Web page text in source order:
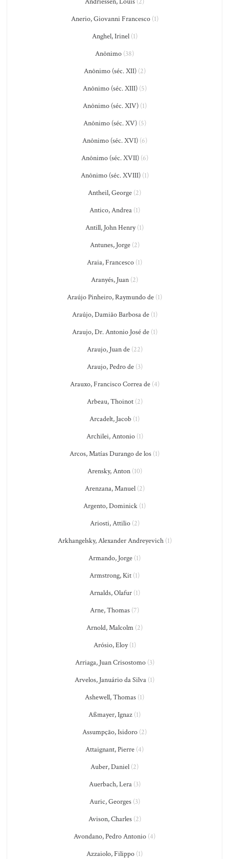
Anerio, Giovanni Francesco(1)
Anghel, Irinel(1)
Anônimo (38)
Anônimo (séc. XII)(2)
Anônimo (séc. XIII)(5)
Anônimo (séc. XIV)(1)
Anônimo (séc. XV)(5)
Anônimo (séc. XVI)(6)
Anônimo (séc. XVII)(6)
Anônimo (séc. XVIII)(1)
Antheil, George (2)
Antico, Andrea(1)
Antill, John Henry(1)
Antunes, Jorge(2)
Araia, Francesco (1)
Aranyés, Juan (2)
Araújo Pinheiro, Raymundo de (1)
Araújo, Damião Barbosa de(1)
Araujo, Dr. Antonio José de(1)
Araujo, Juan de(22)
Araujo, Pedro de(3)
Arauxo, Francisco Correa de(4)
Arbeau, Thoinot(2)
Arcadelt, Jacob (1)
Archilei, Antonio(1)
Arcos, Matías Durango de los (1)
Arensky, Anton(10)
Arenzana, Manuel(2)
Argento, Dominick (1)
Ariosti, Attilio(2)
Arkhangelsky, Alexander Andreyevich(1)
Armando, Jorge (1)
Armstrong, Kit (1)
Arnalds, Olafur(1)
Arne, Thomas (7)
Arnold, Malcolm (2)
Arósio, Eloy(1)
Arriaga, Juan Crisostomo(3)
Arvelos, Januário da Silva (1)
Ashewell, Thomas (1)
Aßmayer, Ignaz (1)
Assumpção, Isidoro (2)
Attaignant, Pierre (4)
Auber, Daniel (2)
Auerbach, Lera(3)
Auric, Georges(3)
Avison, Charles(2)
Avondano, Pedro Antonio (4)
Azzaiolo, Filippo (1)